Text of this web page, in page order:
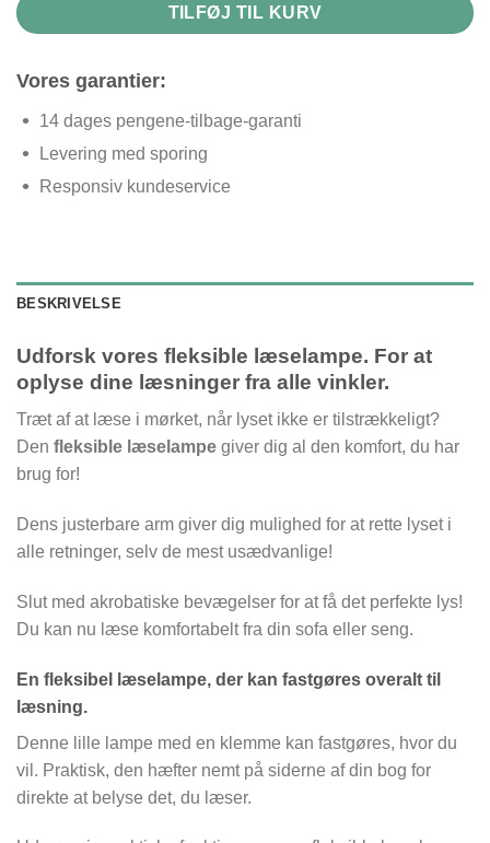
TILFØJ TIL KURV
Vores garantier:
14 dages pengene-tilbage-garanti
Levering med sporing
Responsiv kundeservice
BESKRIVELSE
Udforsk vores fleksible læselampe. For at
oplyse dine læsninger fra alle vinkler.
Træt af at læse i mørket, når lyset ikke er tilstrækkeligt?
Den fleksible læselampe giver dig al den komfort, du har
brug for!
Dens justerbare arm giver dig mulighed for at rette lyset i
alle retninger, selv de mest usædvanlige!
Slut med akrobatiske bevægelser for at få det perfekte lys!
Du kan nu læse komfortabelt fra din sofa eller seng.
En fleksibel læselampe, der kan fastgøres overalt til
læsning.
Denne lille lampe med en klemme kan fastgøres, hvor du
vil. Praktisk, den hæfter nemt på siderne af din bog for
direkte at belyse det, du læser.